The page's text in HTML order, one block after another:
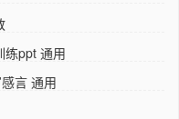
练ppt 通用
言 通用